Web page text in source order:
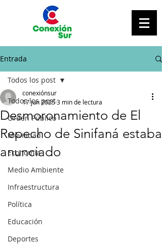
Entrada
Todos los post
Orden Público
Movilidad
Economía
Medio Ambiente
Infraestructura
Política
Educación
Deportes
Todos los post
Desmoronamiento de El
Repecho de Sinifaná estaba
anunciado
conexiónsur
17 jun 20253 min de lectura